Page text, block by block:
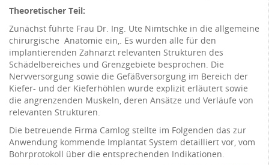
Theoretischer Teil:
Zunächst führte Frau Dr. Ing. Ute Nimtschke in die allgemeine
chirurgische Anatomie ein,. Es wurden alle für den
implantierenden Zahnarzt relevanten Strukturen des
Schädelbereiches und Grenzgebiete besprochen. Die
Nervversorgung sowie die Gefäßversorgung im Bereich der
Kiefer- und der Kieferhöhlen wurde explizit erläutert sowie
die angrenzenden Muskeln, deren Ansätze und Verläufe von
relevanten Strukturen.
Die betreuende Firma Camlog stellte im Folgenden das zur
Anwendung kommende Implantat System detailliert vor, vom
Bohrprotokoll über die entsprechenden Indikationen.